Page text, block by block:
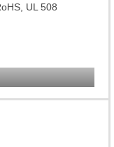
UL 508